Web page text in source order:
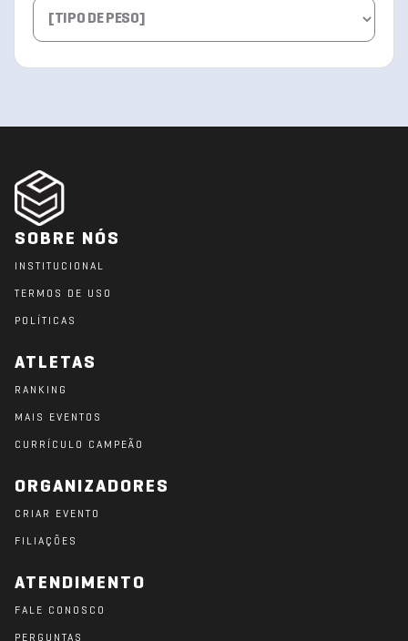
SOBRE NÓS
INSTITUCIONAL
TERMOS DE USO
POLÍTICAS
ATLETAS
RANKING
MAIS EVENTOS
CURRÍCULO CAMPEÃO
ORGANIZADORES
CRIAR EVENTO
FILIAÇÕES
ATENDIMENTO
FALE CONOSCO
PERGUNTAS